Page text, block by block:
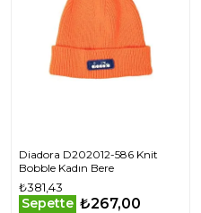
Diadora D202012-586 Knit
Bobble Kadın Bere
₺381,43
Sepette ₺267,00